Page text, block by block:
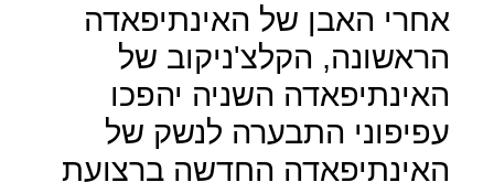
אחרי האבן של האינתיפאדה
הראשונה, הקלצ'ניקוב של
האינתיפאדה השניה יהפכו
עפיפוני התבערה לנשק של
האינתיפאדה החדשה ברצועת